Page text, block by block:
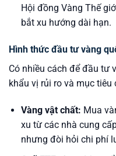
Hội đồng Vàng Thế
bắt xu hướng dài hạn.
Hình thức đầu tư vàng
Có nhiều cách để đầu tư
khẩu vị rủi ro và mục tiêu
Vàng vật chất: Mua
xu từ các nhà cung
nhưng đòi hỏi chi phí